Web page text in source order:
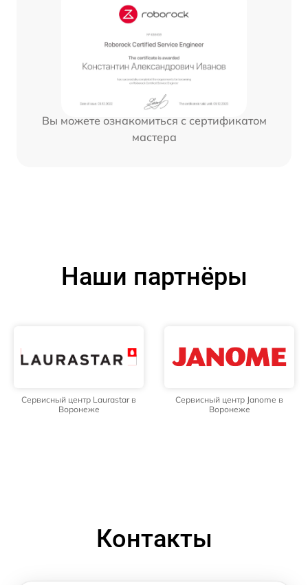
Вы можете ознакомиться с сертификатом
мастера
Наши партнёры
Сервисный центр Laurastar в
Воронеже
Сервисный центр Janome в
Воронеже
Контакты